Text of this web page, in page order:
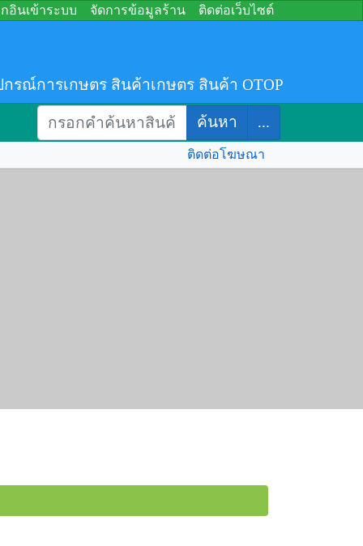
อินเข้าระบบ จัดการข้อมูลร้าน ติดต่อเว็บไซต์
ณ์การเกษตร สินค้าเกษตร สินค้า OTOP
ค้นหา ...
ติดต่อโฆษณา